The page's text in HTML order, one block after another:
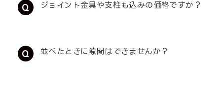
ジョイント金具や支柱も込みの価格ですか？
並べたときに隙間はできませんか？